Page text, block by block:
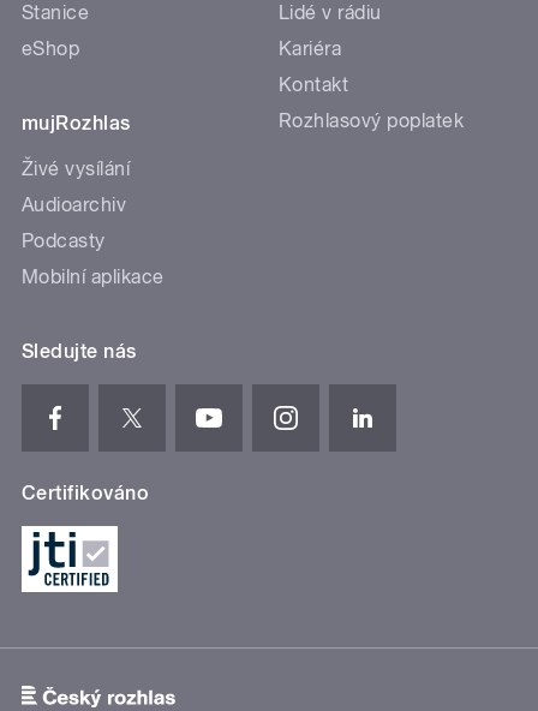
Stanice
eShop
mujRozhlas
Živé vysílání
Audioarchiv
Podcasty
Mobilní aplikace
Lidé v rádiu
Kariéra
Kontakt
Rozhlasový poplatek
Sledujte nás
Certifikováno